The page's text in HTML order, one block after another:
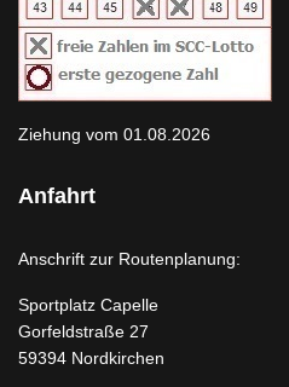
Ziehung vom 01.08.2026
Anfahrt
Anschrift zur Routenplanung:
Sportplatz Capelle
Gorfeldstraße 27
59394 Nordkirchen